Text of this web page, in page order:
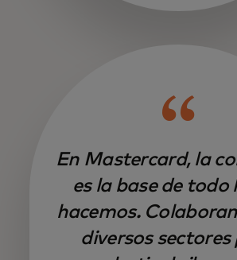
En Mastercard, la
es la base de todo
hacemos.
diversos sectores